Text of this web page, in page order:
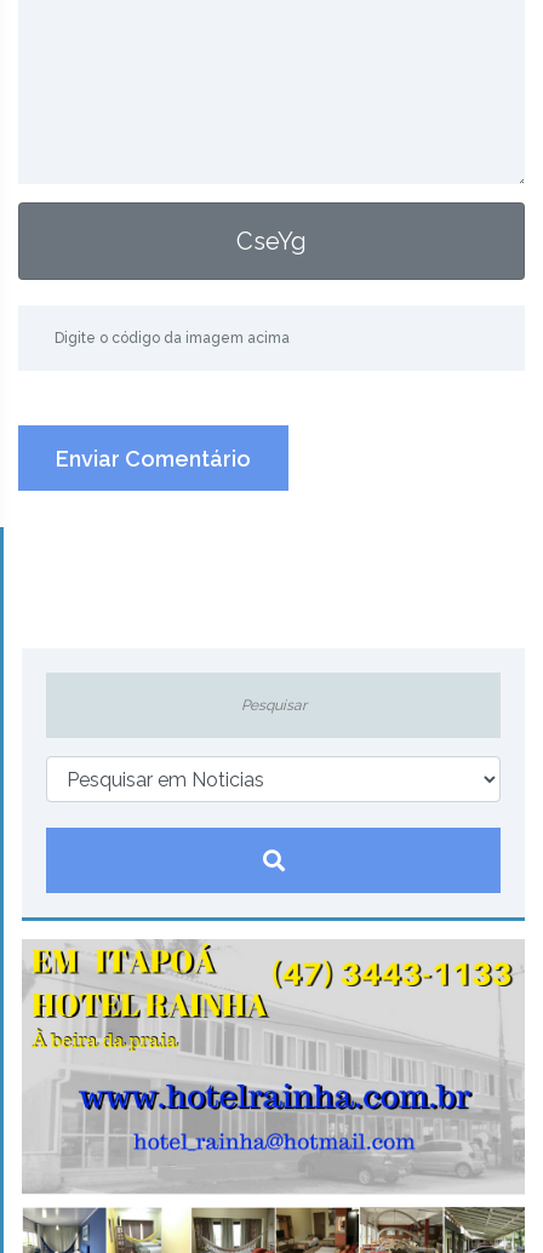
CseYg
Enviar Comentário